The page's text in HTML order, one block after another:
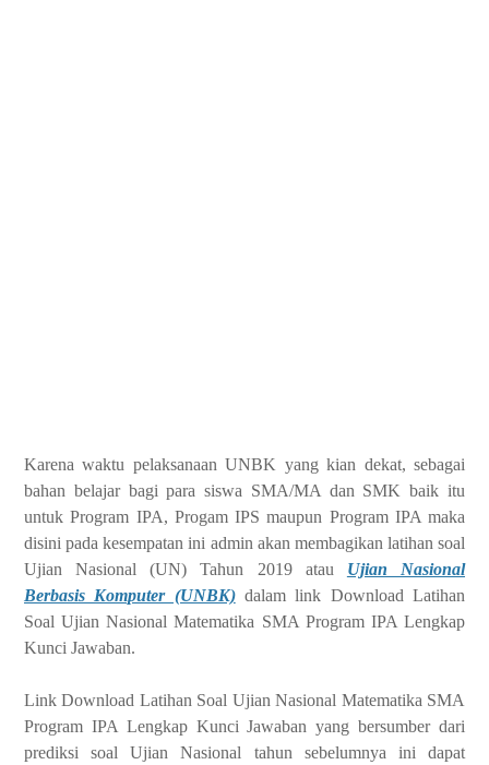
Karena waktu pelaksanaan UNBK yang kian dekat, sebagai
bahan belajar bagi para siswa SMA/MA dan SMK baik itu
untuk Program IPA, Progam IPS maupun Program IPA maka
disini pada kesempatan ini admin akan membagikan latihan soal
Ujian Nasional (UN) Tahun 2019 atau Ujian Nasional
Berbasis Komputer (UNBK)dalam link Download Latihan
Soal Ujian Nasional Matematika SMA Program IPA Lengkap
Kunci Jawaban.
Link Download Latihan Soal Ujian Nasional Matematika SMA
Program IPA Lengkap Kunci Jawaban yang bersumber dari
prediksi soal Ujian Nasional tahun sebelumnya ini dapat